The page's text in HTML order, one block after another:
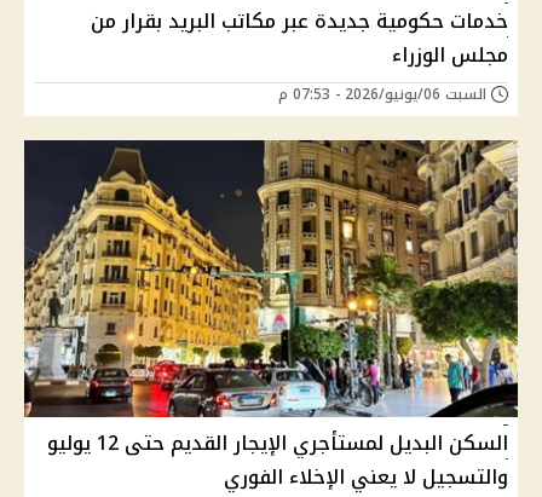
خدمات حكومية جديدة عبر مكاتب البريد بقرار من
مجلس الوزراء
السبت 06/يونيو/2026 - 07:53 م
السكن البديل لمستأجري الإيجار القديم حتى 12 يوليو
والتسجيل لا يعني الإخلاء الفوري